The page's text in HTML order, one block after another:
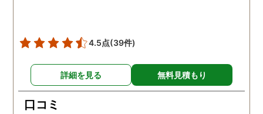
4.5点(39件)
詳細を見る 無料見積もり
口コミ